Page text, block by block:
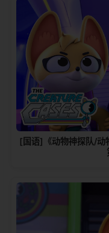
[国语]《动物神探队/